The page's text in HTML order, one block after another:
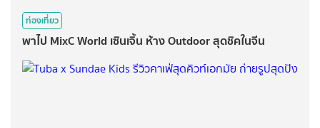
ท่องเที่ยว
พาไป MixC World เซินเจิ้น ห้าง Outdoor สุดชิคในจีน